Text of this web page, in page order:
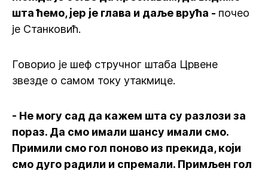
шта ћемо, јер је глава и даље врућа - почео
је Станковић.
Говорио је шеф стручног штаба Црвене
звезде о самом току утакмице.
- Не могу сад да кажем шта су разлози за
пораз. Да смо имали шансу имали смо.
Примили смо гол поново из прекида, који
смо дуго радили и спремали. Примљен гол